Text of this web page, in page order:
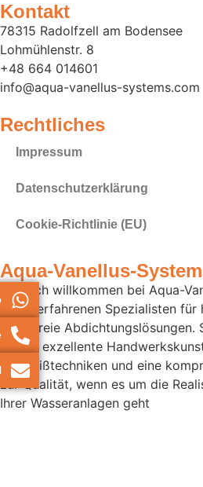
Kontakt
78315 Radolfzell am Bodensee
Lohmühlenstr. 8
+48 664 014601
info@aqua-vanellus-systems.com
Rechtliches
Impressum
Datenschutz­erklärung
Cookie-Richtlinie (EU)
Aqua-Vanellus-
Herzlich willkommen bei Aqua-
Ihrem erfahrenen Spezialisten
faltenfreie
wir für exzellente
Schweißtechniken und eine
zur Qualität, wenn es um die
Ihrer Wasseranlagen geht